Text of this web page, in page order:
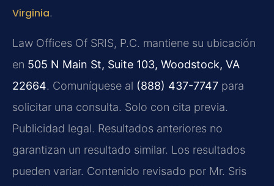
Virginia.
Law Offices Of SRIS, P.C. mantiene su ubicación
en 505 N Main St, Suite 103, Woodstock, VA
22664. Comuníquese al (888) 437-7747 para
solicitar una consulta. Solo con cita previa.
Publicidad legal. Resultados anteriores no
garantizan un resultado similar. Los resultados
pueden variar. Contenido revisado por Mr. Sris